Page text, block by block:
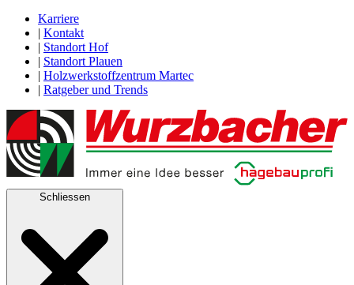
Karriere
| Kontakt
| Standort Hof
| Standort Plauen
| Holzwerkstoffzentrum Martec
| Ratgeber und Trends
Schliessen